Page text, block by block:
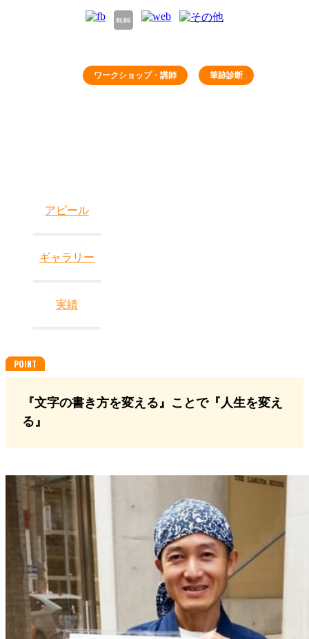
ワークショップ・講師 筆跡診断
アピール
ギャラリー
実績
『文字の書き方を変える』ことで『人生を変え
る』